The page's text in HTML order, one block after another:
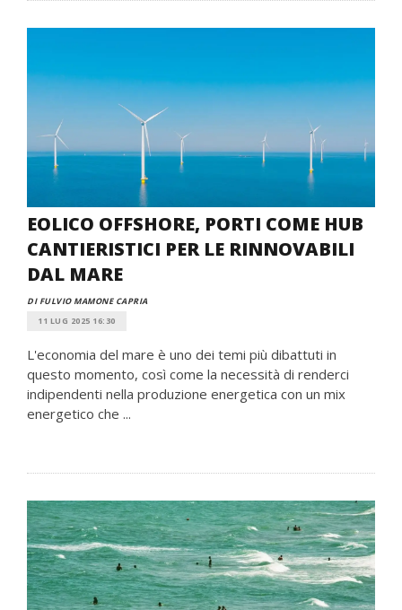
EOLICO OFFSHORE, PORTI COME HUB
CANTIERISTICI PER LE RINNOVABILI
DAL MARE
DI FULVIO MAMONE CAPRIA
11 LUG 2025 16:30
L'economia del mare è uno dei temi più dibattuti in
questo momento, così come la necessità di renderci
indipendenti nella produzione energetica con un mix
energetico che ...